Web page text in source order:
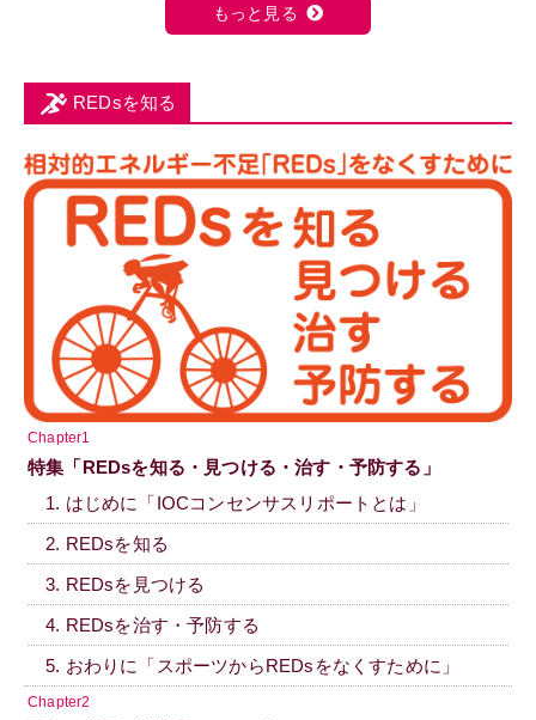
もっと見る
REDsを知る
Chapter1
特集「REDsを知る・見つける・治す・予防する」
1. はじめに「IOCコンセンサスリポートとは」
2. REDsを知る
3. REDsを見つける
4. REDsを治す・予防する
5. おわりに「スポーツからREDsをなくすために」
Chapter2